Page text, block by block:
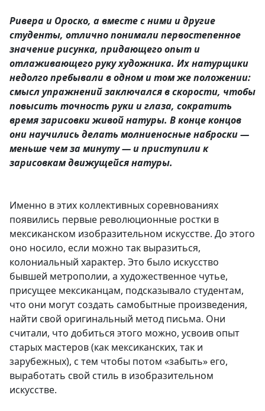
Ривера и Ороско, а вместе с ними и другие
студенты, отлично понимали первостепенное
значение рисунка, придающего опыт и
отлаживающего руку художника. Их натурщики
недолго пребывали в одном и том же положении:
смысл упражнений заключался в скорости, чтобы
повысить точность руки и глаза, сократить
время зарисовки живой натуры. В конце концов
они научились делать молниеносные наброски —
меньше чем за минуту — и приступили к
зарисовкам движущейся натуры.
Именно в этих коллективных соревнованиях
появились первые революционные ростки в
мексиканском изобразительном искусстве. До этого
оно носило, если можно так выразиться,
колониальный характер. Это было искусство
бывшей метрополии, а художественное чутье,
присущее мексиканцам, подсказывало студентам,
что они могут создать самобытные произведения,
найти свой оригинальный метод письма. Они
считали, что добиться этого можно, усвоив опыт
старых мастеров (как мексиканских, так и
зарубежных), с тем чтобы потом «забыть» его,
выработать свой стиль в изобразительном
искусстве.